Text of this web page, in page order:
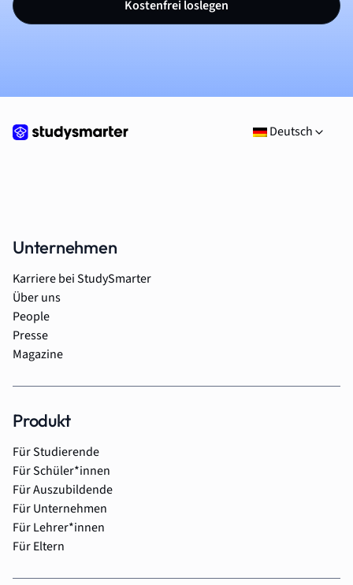
Kostenfrei loslegen
Deutsch
Unternehmen
Karriere bei StudySmarter
Über uns
People
Presse
Magazine
Produkt
Für Studierende
Für Schüler*innen
Für Auszubildende
Für Unternehmen
Für Lehrer*innen
Für Eltern